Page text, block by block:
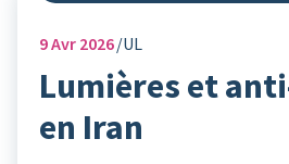
9Avr 2026 UL
Lumières et
en Iran